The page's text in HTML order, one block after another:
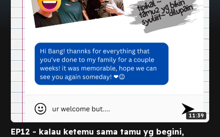
11:39
EP12 - kalau ketemu sama tamu yg begini,